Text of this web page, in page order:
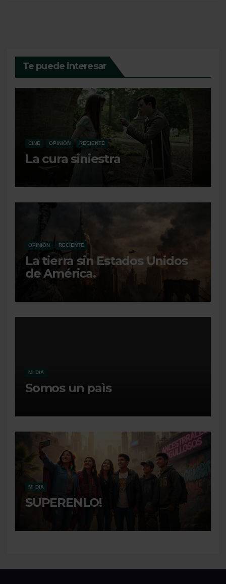
Te puede interesar
CINE OPINIÓN RECIENTE
La cura siniestra
OPINIÓN RECIENTE
La tierra sin Estados Unidos
de América.
MI DIA
Somos un paìs
MI DIA
SUPERENLO!